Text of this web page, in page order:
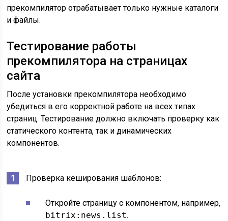
прекомпилятор отрабатывает только нужные каталоги
и файлы.
Тестирование работы
прекомпилятора на страницах
сайта
После установки прекомпилятора необходимо
убедиться в его корректной работе на всех типах
страниц. Тестирование должно включать проверку как
статического контента, так и динамических
компонентов.
Проверка кеширования шаблонов:
Откройте страницу с компонентом, например,
bitrix:news.list.